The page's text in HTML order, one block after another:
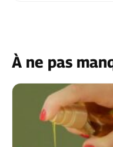
À ne pas